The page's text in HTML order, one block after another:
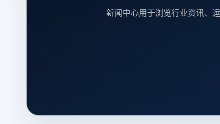
新闻中心用于浏览行业资讯、